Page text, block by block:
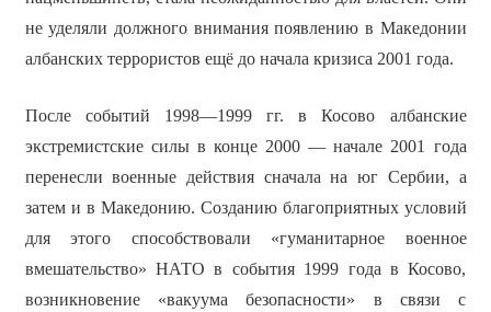
не уделяли должного внимания появлению в Македонии
албанских террористов ещё до начала кризиса 2001 года.
После событий 1998—1999 гг. в Косово албанские
экстремистские силы в конце 2000 — начале 2001 года
перенесли военные действия сначала на юг Сербии, а
затем и в Македонию. Созданию благоприятных условий
для этого способствовали «гуманитарное военное
вмешательство» НАТО в события 1999 года в Косово,
возникновение «вакуума безопасности» в связи с